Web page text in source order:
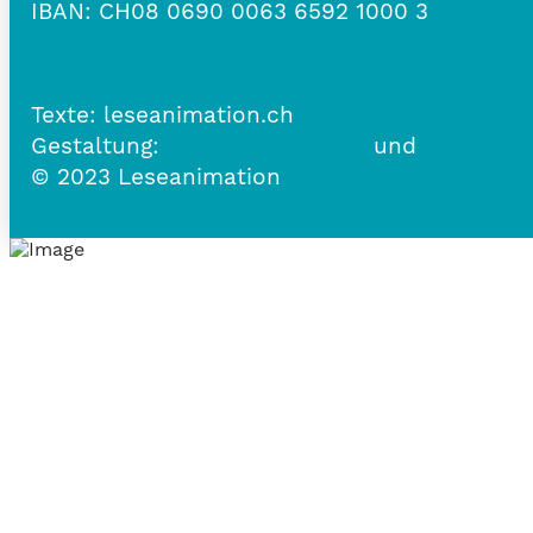
IBAN: CH08 0690 0063 6592 1000 3
Texte: leseanimation.ch
Gestaltung:
und
© 2023 Leseanimation